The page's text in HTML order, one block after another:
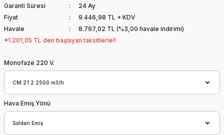
Garanti Süresi
24 Ay
Fiyat
9.446,98 TL + KDV
Havale
8.797,02 TL (%3,00 havale indirimi)
*1.201,05 TL den başlayan taksitlerle!!
Monofaze 220 V.
Hava Emiş Yönü